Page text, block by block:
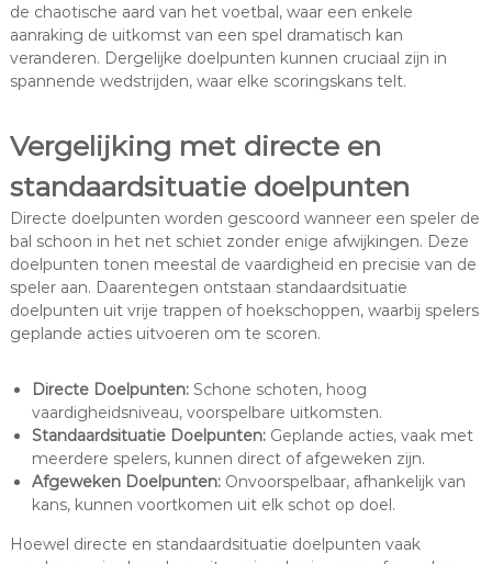
de chaotische aard van het voetbal, waar een enkele
aanraking de uitkomst van een spel dramatisch kan
veranderen. Dergelijke doelpunten kunnen cruciaal zijn in
spannende wedstrijden, waar elke scoringskans telt.
Vergelijking met directe en
standaardsituatie doelpunten
Directe doelpunten worden gescoord wanneer een speler de
bal schoon in het net schiet zonder enige afwijkingen. Deze
doelpunten tonen meestal de vaardigheid en precisie van de
speler aan. Daarentegen ontstaan standaardsituatie
doelpunten uit vrije trappen of hoekschoppen, waarbij spelers
geplande acties uitvoeren om te scoren.
Directe Doelpunten:Schone schoten, hoog
vaardigheidsniveau, voorspelbare uitkomsten.
Standaardsituatie Doelpunten:Geplande acties, vaak met
meerdere spelers, kunnen direct of afgeweken zijn.
Afgeweken Doelpunten:Onvoorspelbaar, afhankelijk van
kans, kunnen voortkomen uit elk schot op doel.
Hoewel directe en standaardsituatie doelpunten vaak